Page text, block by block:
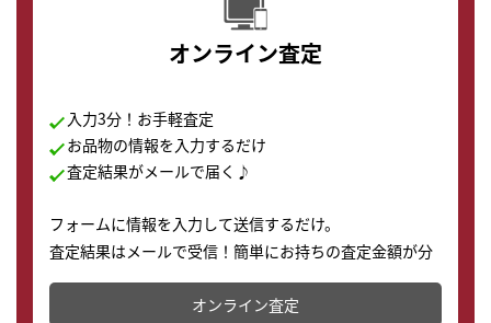
オンライン査定
入力3分！お手軽査定
お品物の情報を入力するだけ
査定結果がメールで届く♪
フォームに情報を入力して送信するだけ。
査定結果はメールで受信！簡単にお持ちの査定金額が分
かります。
オンライン査定